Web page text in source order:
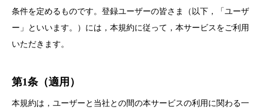
条件を定めるものです。登録ユーザーの皆さま（以下，「ユーザ
ー」といいます。）には，本規約に従って，本サービスをご利用
いただきます。
第1条（適用）
本規約は，ユーザーと当社との間の本サービスの利用に関わる一